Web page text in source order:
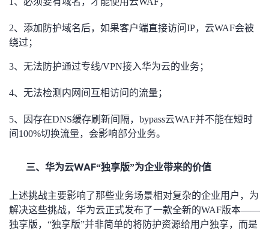
2、添加防护域名后，如果客户端直接访问IP，云WAF会被
绕过；
3、无法防护通过专线/VPN接入华为云的业务；
4、无法检测内网间互相访问的流量；
5、因存在DNS缓存刷新间隔，bypass云WAF并不能在短时
间100%切换流量，会影响部分业务。
三、 华为云WAF“独享版”为企业带来的价值
上述挑战主要影响了那些业务场景相对复杂的企业用户，为
解决这些挑战，华为云正式发布了一款全新的WAF版本——
独享版，“独享版”并非简单的将防护资源给用户独享，而是